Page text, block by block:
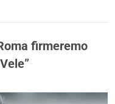
firmeremo